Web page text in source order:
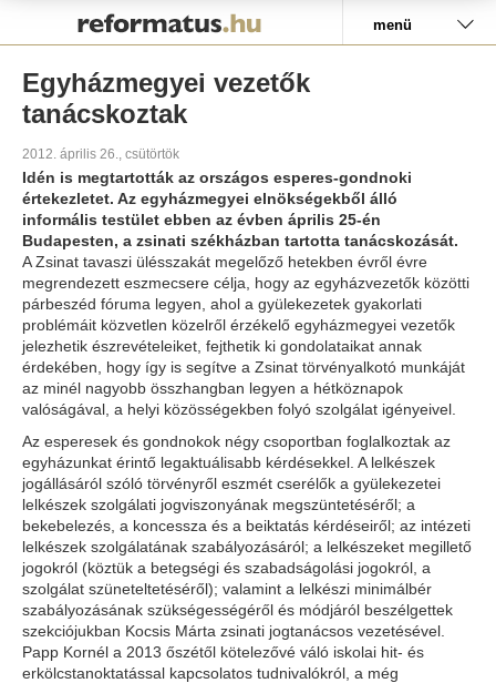
menü
Egyházmegyei vezetők
tanácskoztak
2012. április 26., csütörtök
Idén is megtartották az országos esperes-gondnoki
értekezletet. Az egyházmegyei elnökségekből álló
informális testület ebben az évben április 25-én
Budapesten, a zsinati székházban tartotta tanácskozását.
A Zsinat tavaszi ülésszakát megelőző hetekben évről évre
megrendezett eszmecsere célja, hogy az egyházvezetők közötti
párbeszéd fóruma legyen, ahol a gyülekezetek gyakorlati
problémáit közvetlen közelről érzékelő egyházmegyei vezetők
jelezhetik észrevételeiket, fejthetik ki gondolataikat annak
érdekében, hogy így is segítve a Zsinat törvényalkotó munkáját
az minél nagyobb összhangban legyen a hétköznapok
valóságával, a helyi közösségekben folyó szolgálat igényeivel.
Az esperesek és gondnokok négy csoportban foglalkoztak az
egyházunkat érintő legaktuálisabb kérdésekkel. A lelkészek
jogállásáról szóló törvényről eszmét cserélők a gyülekezetei
lelkészek szolgálati jogviszonyának megszüntetéséről; a
bekebelezés, a koncessza és a beiktatás kérdéseiről; az intézeti
lelkészek szolgálatának szabályozásáról; a lelkészeket megillető
jogokról (köztük a betegségi és szabadságolási jogokról, a
szolgálat szüneteltetéséről); valamint a lelkészi minimálbér
szabályozásának szükségességéről és módjáról beszélgettek
szekciójukban Kocsis Márta zsinati jogtanácsos vezetésével.
Papp Kornél a 2013 őszétől kötelezővé váló iskolai hit- és
erkölcstanoktatással kapcsolatos tudnivalókról, a még